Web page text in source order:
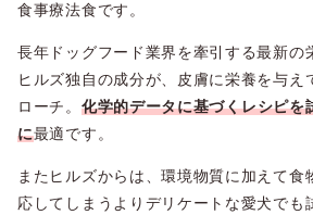
食事療法食です。
長年ドッグフード業界を牽引する最新の
ヒルズ独自の成分が、皮膚に栄養を与え
ローチ。 化学的データに基づくレシピを
に最適です。
またヒルズからは、環境物質に加えて食
応してしまうよりデリケートな愛犬でも